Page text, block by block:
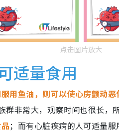
点击图片放大
适量食用
用鱼油，则可以使心房颤动
群非常大，观察时间也很长，
；而有心脏疾病的人可适量服